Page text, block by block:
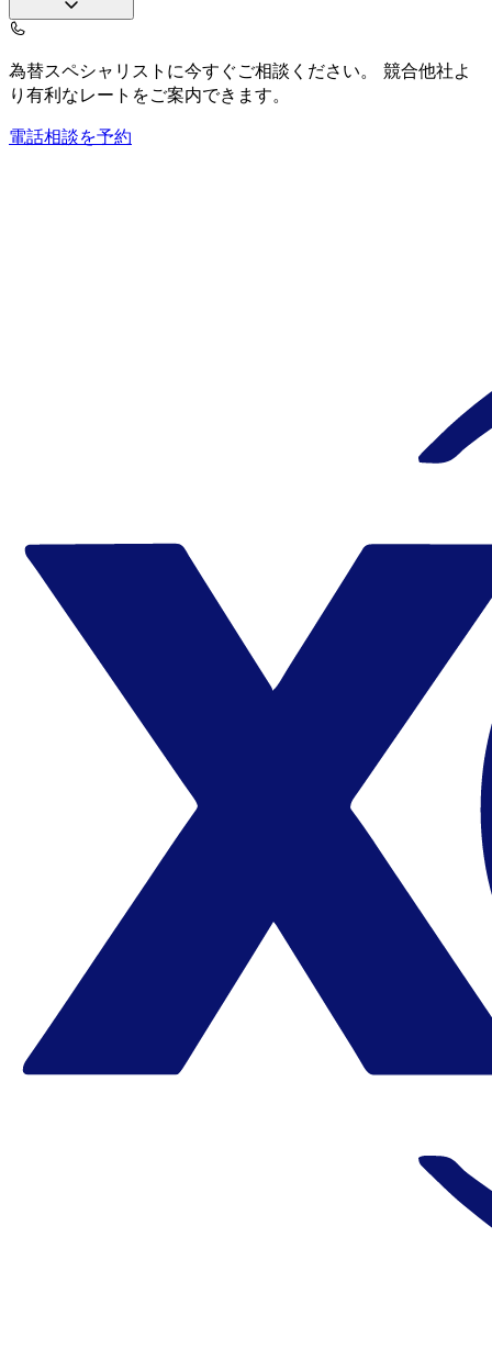
為替スペシャリストに今すぐご相談ください。 競合他社よ
り有利なレートをご案内できます。
電話相談を予約